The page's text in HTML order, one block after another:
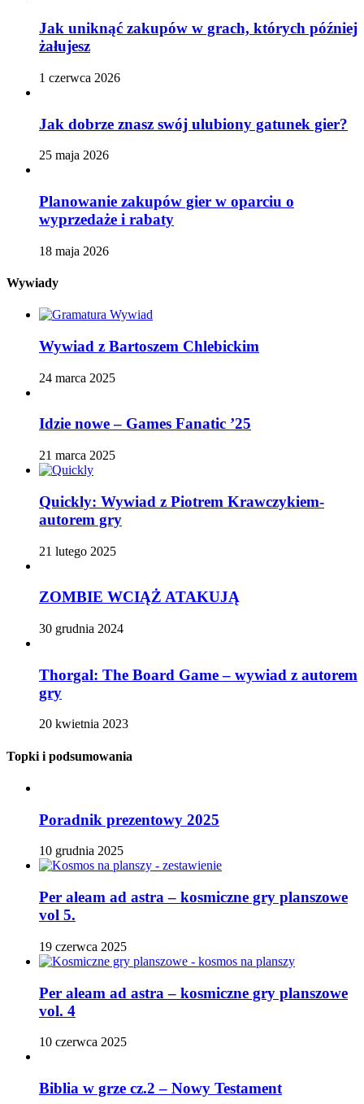
Jak uniknąć zakupów w grach, których później
żałujesz
1 czerwca 2026
Jak dobrze znasz swój ulubiony gatunek gier?
25 maja 2026
Planowanie zakupów gier w oparciu o
wyprzedaże i rabaty
18 maja 2026
Wywiady
Wywiad z Bartoszem Chlebickim
24 marca 2025
Idzie nowe – Games Fanatic ’25
21 marca 2025
Quickly: Wywiad z Piotrem Krawczykiem-
autorem gry
21 lutego 2025
ZOMBIE WCIĄŻ ATAKUJĄ
30 grudnia 2024
Thorgal: The Board Game – wywiad z autorem
gry
20 kwietnia 2023
Topki i podsumowania
Poradnik prezentowy 2025
10 grudnia 2025
Per aleam ad astra – kosmiczne gry planszowe
vol 5.
19 czerwca 2025
Per aleam ad astra – kosmiczne gry planszowe
vol. 4
10 czerwca 2025
Biblia w grze cz.2 – Nowy Testament